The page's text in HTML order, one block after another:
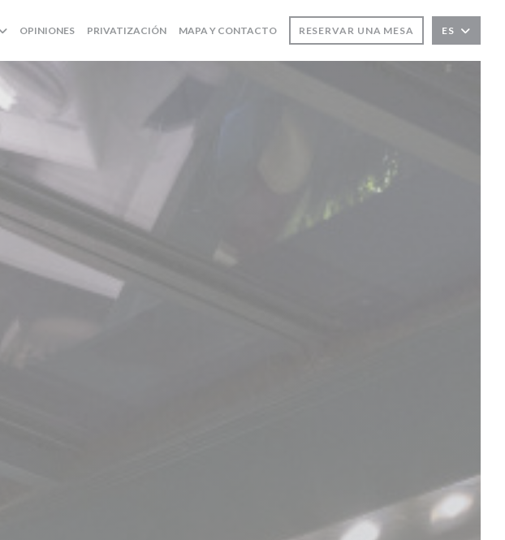
OPINIONES PRIVATIZACIÓN MAPA Y CONTACTO RESERVAR UNA MESA ES